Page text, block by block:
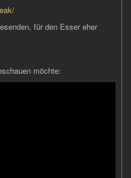
für den Esser eher
möchte: